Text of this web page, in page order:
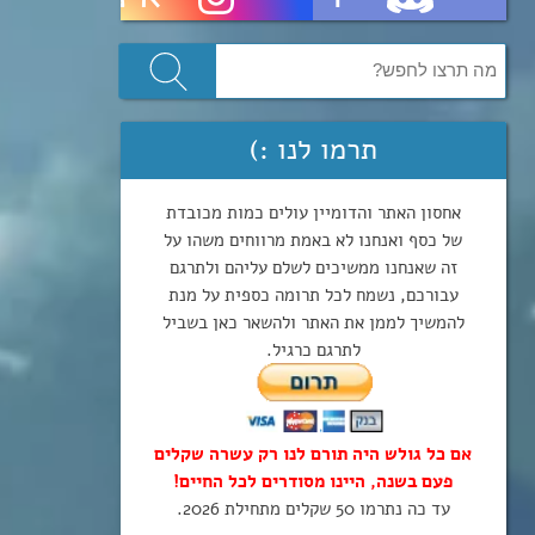
תרמו לנו :)
אחסון האתר והדומיין עולים כמות מכובדת
של כסף ואנחנו לא באמת מרווחים משהו על
זה שאנחנו ממשיכים לשלם עליהם ולתרגם
עבורכם, נשמח לכל תרומה כספית על מנת
להמשיך לממן את האתר ולהשאר כאן בשביל
לתרגם כרגיל.
אם כל גולש היה תורם לנו רק עשרה שקלים
פעם בשנה, היינו מסודרים לכל החיים!
עד כה נתרמו 50 שקלים מתחילת 2026.